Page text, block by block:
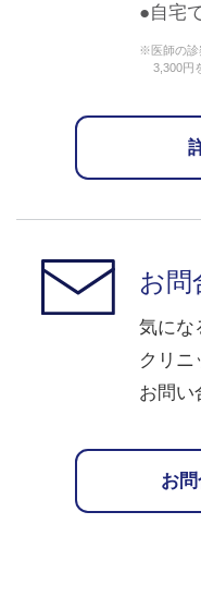
自宅
※医師の診
3,300円
お問
気にな
クリニ
お問い
お